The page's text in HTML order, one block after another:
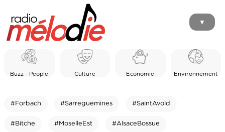
▼
Buzz - People Culture Economie Environnement
#Forbach #Sarreguemines #SaintAvold
#Bitche #MoselleEst #AlsaceBossue